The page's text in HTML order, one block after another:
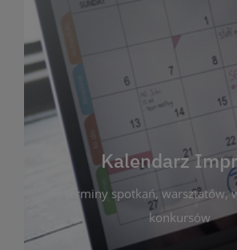
Kalendarz
terminy spotkań, warsztatów,
konkursów
Kalendarz
Zakładka ta gromadzi wszystkie
wydarzenia kulturalne i edukacyjne
przez bibliotekę. Możesz tu
spotkań, warsztatów, wystaw czy
Dzięki przejrzystemu
zaplanujesz udział w
wydarzeniach. Aktualizujemy
bieżąco, by zawsze był zgodny z